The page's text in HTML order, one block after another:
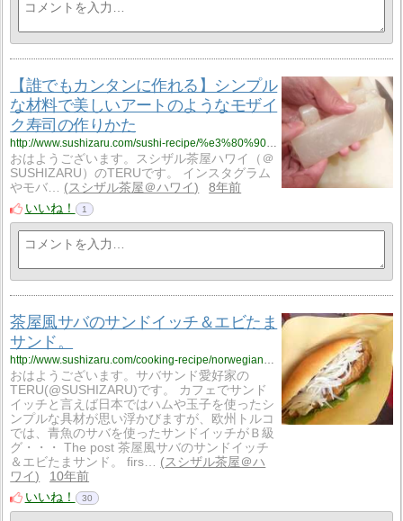
【誰でもカンタンに作れる】シンプル
な材料で美しいアートのようなモザイ
ク寿司の作りかた
http://www.sushizaru.com/sushi-recipe/%e3%80%90%e8%aa%b0%e3%81%a7%e3%82%82%e3%82%ab%e3%83%b3%e3%82%bf%e3%83%b3%e3%81%ab%e4%bd%9c%e3%82%8c%e3%82%8b%e3%80%91%e3%82%b7%e3%83%b3%e3%83%97%e3%83%ab%e3%81%aa%e6%9d%90%e6%96%99%e3%81%a7%e7%be%8e/
おはようございます。スシザル茶屋ハワイ（＠
SUSHIZARU）のTERUです。 インスタグラム
やモバ…
スシザル茶屋＠ハワイ
8年前
いいね！
1
茶屋風サバのサンドイッチ＆エビたま
サンド。
http://www.sushizaru.com/cooking-recipe/norwegian-mackerel-sandwich-and-shrimp-egg-sandwich/
おはようございます。サバサンド愛好家の
TERU(@SUSHIZARU)です。 カフェでサンド
イッチと言えば日本ではハムや玉子を使ったシ
ンプルな具材が思い浮かびますが、欧州トルコ
では、青魚のサバを使ったサンドイッチがＢ級
グ・・・ The post 茶屋風サバのサンドイッチ
＆エビたまサンド。 firs…
スシザル茶屋＠ハ
ワイ
10年前
いいね！
30